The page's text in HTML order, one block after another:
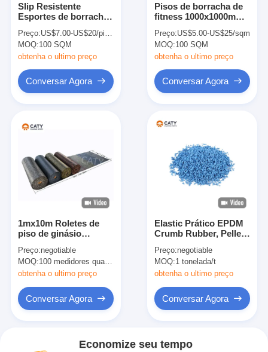
Slip Resistente
Esportes de borracha
som absorvente para
ginásio
Preço:US$7.00-US$20/piece
MOQ:100 SQM
obtenha o ultimo preço
Conversar Agora
Pisos de borracha de
fitness 1000x1000mm
Mat para ginásio
Preço:US$5.00-US$25/sqm
MOQ:100 SQM
obtenha o ultimo preço
Conversar Agora
1mx10m Roletes de
piso de ginásio
insonorizado de
ginásio comercial
Preço:negotiable
MOQ:100 medidores quadrados
obtenha o ultimo preço
Conversar Agora
Elastic Prático EPDM
Crumb Rubber, Pellets
Playground
Preço:negotiable
MOQ:1 tonelada/t
obtenha o ultimo preço
Conversar Agora
Economize seu tempo